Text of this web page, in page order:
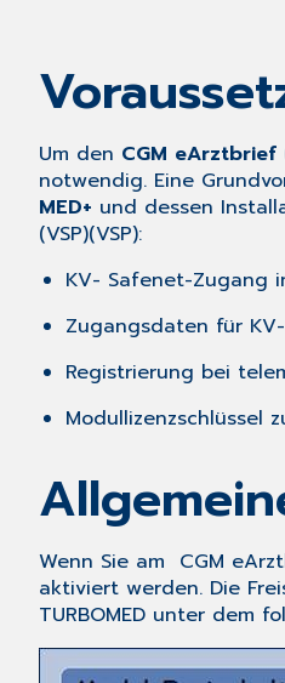
Um den CGM eArztbrief
notwendig. Eine
MED+ und dessen
(VSP)(VSP):
KV- Safenet-Zugang
Zugangsdaten für
Registrierung bei
Modullizenzschlüssel
Wenn Sie am CGM
aktiviert werden. Die
TURBOMED unter dem